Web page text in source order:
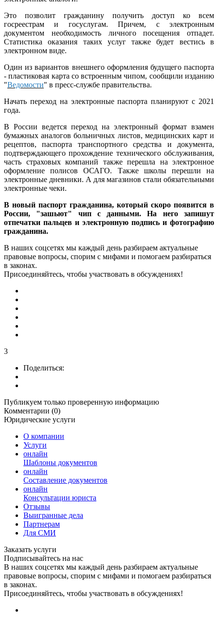
Это позволит гражданину получить доступ ко всем
госреестрам и госуслугам. Причем, с электронным
документом необходимость личного посещения отпадет.
Статистика оказания таких услуг также будет вестись в
электронном виде.
Один из вариантов внешнего оформления будущего паспорта
- пластиковая карта со встроенным чипом, сообщили изданию
"Ведомости" в пресс-службе правительства.
Начать переход на электронные паспорта планируют с 2021
года.
В России ведется переход на электронный формат взамен
бумажных аналогов больничных листов, медицинских карт и
рецептов, паспорта транспортного средства и документа,
подтверждающего прохождение технического обслуживания,
часть страховых компаний также перешла на электронное
оформление полисов ОСАГО. Также школы перешли на
электронные дневники. А для магазинов стали обязательными
электронные чеки.
В новый паспорт гражданина, который скоро появится в
России, "зашьют" чип с данными. На него запишут
отпечатки пальцев и электронную подпись и фотографию
гражданина.
В наших соцсетях мы каждый день разбираем актуальные
правовые вопросы, спорим с мифами и помогаем разбираться
в законах.
Присоединяйтесь, чтобы участвовать в обсуждениях!
3
Поделиться:
Публикуем только проверенную информацию
Комментарии (0)
Юридические услуги
О компании
Услуги
онлайн
Шаблоны документов
онлайн
Составление документов
онлайн
Консультации юриста
Отзывы
Выигранные дела
Партнерам
Для СМИ
Заказать услуги
Подписывайтесь на нас
В наших соцсетях мы каждый день разбираем актуальные
правовые вопросы, спорим с мифами и помогаем разбираться
в законах.
Присоединяйтесь, чтобы участвовать в обсуждениях!